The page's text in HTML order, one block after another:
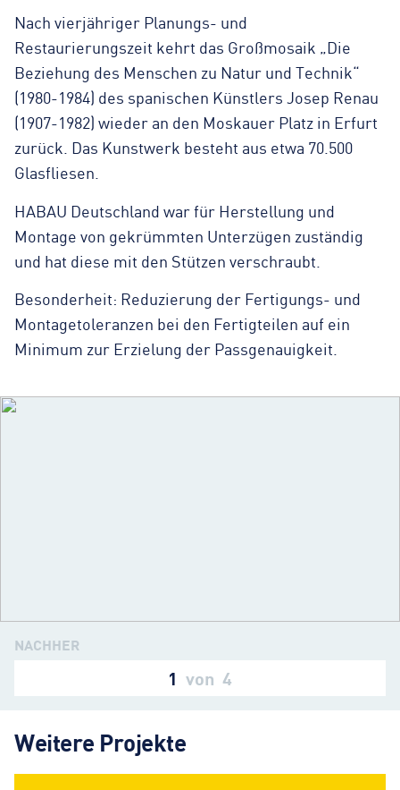
Nach vierjähriger Planungs- und
Restaurierungszeit kehrt das Großmosaik „Die
Beziehung des Menschen zu Natur und Technik“
(1980-1984) des spanischen Künstlers Josep Renau
(1907-1982) wieder an den Moskauer Platz in Erfurt
zurück. Das Kunstwerk besteht aus etwa 70.500
Glasfliesen.
HABAU Deutschland war für Herstellung und
Montage von gekrümmten Unterzügen zuständig
und hat diese mit den Stützen verschraubt.
Besonderheit: Reduzierung der Fertigungs- und
Montagetoleranzen bei den Fertigteilen auf ein
Minimum zur Erzielung der Passgenauigkeit.
NACHHER
1 von 4
Weitere Projekte